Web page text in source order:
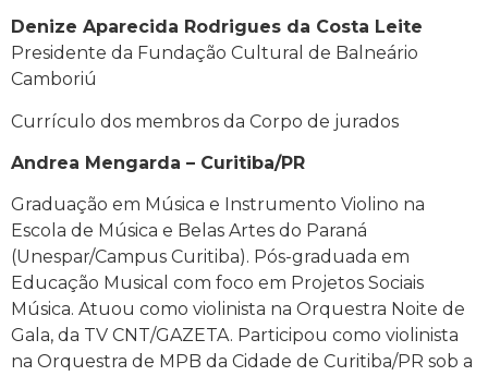
Denize Aparecida Rodrigues da Costa Leite
Presidente da Fundação Cultural de Balneário
Camboriú
Currículo dos membros da Corpo de jurados
Andrea Mengarda – Curitiba/PR
Graduação em Música e Instrumento Violino na
Escola de Música e Belas Artes do Paraná
(Unespar/Campus Curitiba). Pós-graduada em
Educação Musical com foco em Projetos Sociais
Música. Atuou como violinista na Orquestra Noite de
Gala, da TV CNT/GAZETA. Participou como violinista
na Orquestra de MPB da Cidade de Curitiba/PR sob a